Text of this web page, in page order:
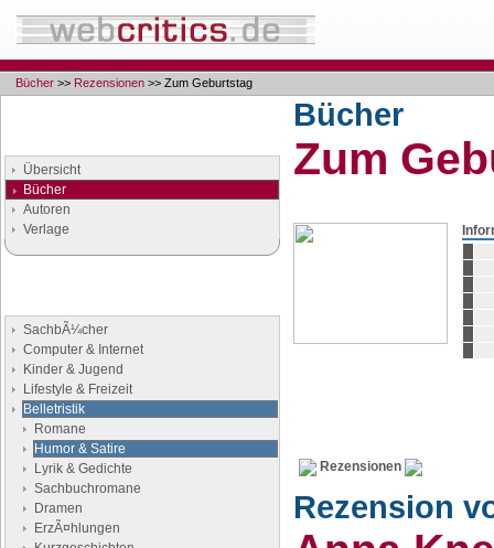
Bücher >> Rezensionen >> Zum Geburtstag
Übersicht
Bücher
Autoren
Verlage
SachbÃ¼cher
Computer & Internet
Kinder & Jugend
Lifestyle & Freizeit
Belletristik
Romane
Humor & Satire
Lyrik & Gedichte
Sachbuchromane
Dramen
ErzÃ¤hlungen
Bücher
Zum
Rezensionen
Rezension